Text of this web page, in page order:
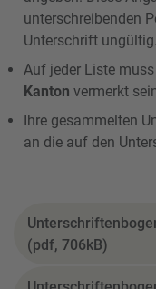
unterschreibenden
Unterschrift ungültig.
Auf jeder Liste
Kanton vermerkt
Ihre gesammelten
an die auf den
(pdf, 706kB)